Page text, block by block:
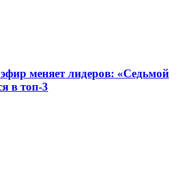
меняет лидеров: «Седьмой
в топ-3